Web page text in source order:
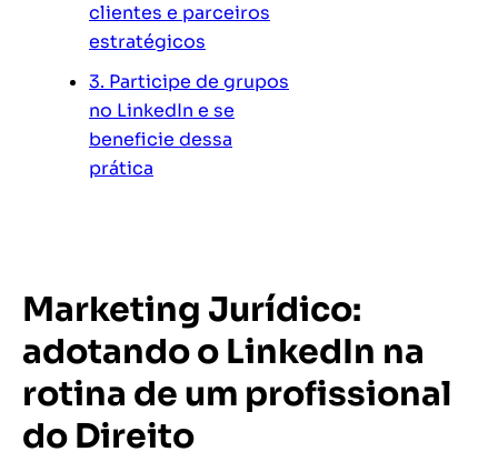
clientes e parceiros
estratégicos
3. Participe de grupos
no LinkedIn e se
beneficie dessa
prática
Marketing Jurídico:
adotando o LinkedIn na
rotina de um profissional
do Direito